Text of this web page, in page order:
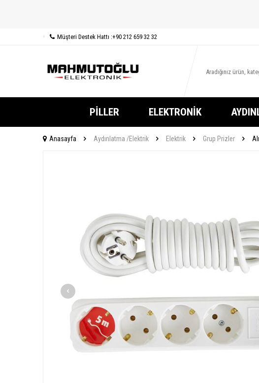
Müşteri Destek Hattı :+90 212 659 32 32
PILLER ELEKTRONIK
Anasayfa Aydınlatma /Elektrik Elektrik Grup Prizler